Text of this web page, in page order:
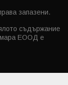
запазени.
съдържание
ЕООД е